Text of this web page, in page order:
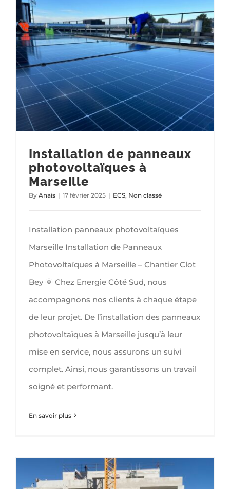
Installation de panneaux
photovoltaïques à
Marseille
By Anais | 17 février 2025 | ECS, Non classé
Installation panneaux photovoltaïques
Marseille Installation de Panneaux
Photovoltaïques à Marseille – Chantier Clot
Bey 🌞 Chez Energie Côté Sud, nous
accompagnons nos clients à chaque étape
de leur projet. De l’installation des panneaux
photovoltaïques à Marseille jusqu’à leur
mise en service, nous assurons un suivi
complet. Ainsi, nous garantissons un travail
soigné et performant.
En savoir plus